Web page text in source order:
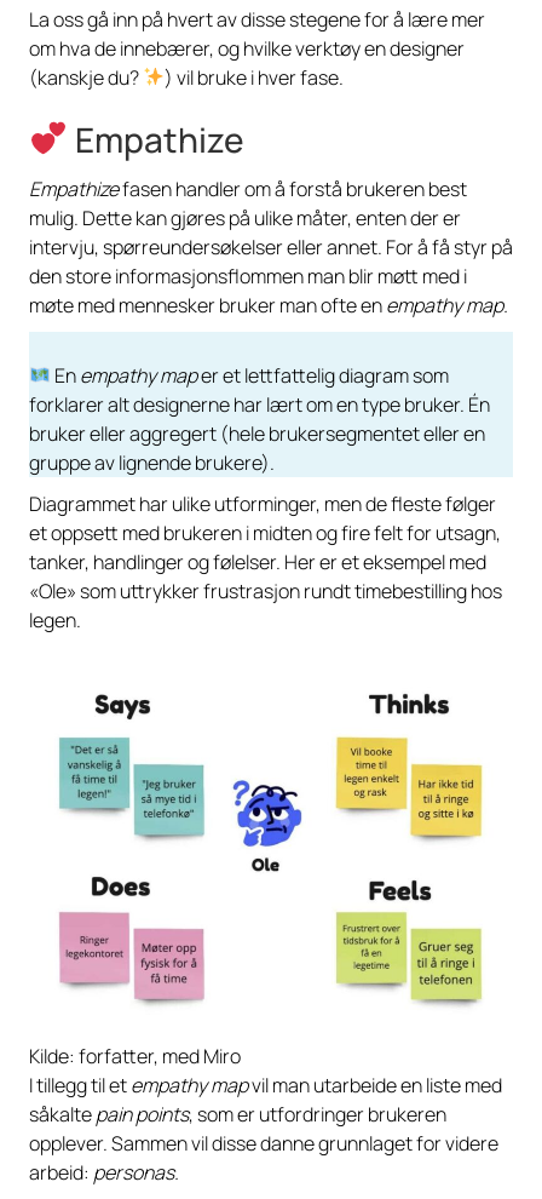
La oss gå inn på hvert av disse stegene for å lære mer
om hva de innebærer, og hvilke verktøy en designer
(kanskje du?
) vil bruke i hver fase.
Empathize
Empathizefasen handler om å forstå brukeren best
mulig. Dette kan gjøres på ulike måter, enten der er
intervju, spørreundersøkelser eller annet. For å få styr på
den store informasjonsflommen man blir møtt med i
møte med mennesker bruker man ofte enempathy map.
Enempathy maper et lettfattelig diagram som
forklarer alt designerne har lært om en type bruker. Én
bruker eller aggregert (hele brukersegmentet eller en
gruppe av lignende brukere).
Diagrammet har ulike utforminger, men de fleste følger
et oppsett med brukeren i midten og fire felt for utsagn,
tanker, handlinger og følelser. Her er et eksempel med
«Ole» som uttrykker frustrasjon rundt timebestilling hos
legen.
Kilde: forfatter, med Miro
I tillegg til etempathy mapvil man utarbeide en liste med
såkaltepain points, som er utfordringer brukeren
opplever. Sammen vil disse danne grunnlaget for videre
arbeid: personas.